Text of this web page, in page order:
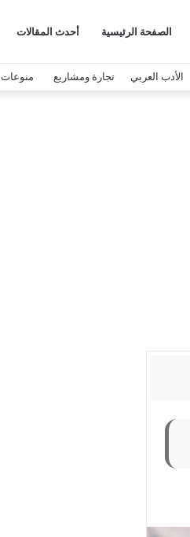
الصفحة الرئيسية أحدث المقالات
الأدب العربي تجارة ومشاريع منوعات